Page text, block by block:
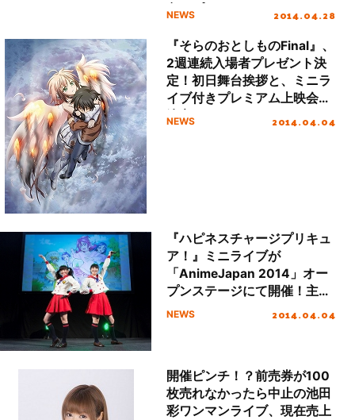
衣、プリキュアサマーレイン
NEWS 2014.04.28
『そらのおとしものFinal』、
2週連続入場者プレゼント決
定！初日舞台挨拶と、ミニラ
イブ付きプレミアム上映会も
決定！
NEWS 2014.04.04
『ハピネスチャージプリキュ
ア！』ミニライブが
「AnimeJapan 2014」オー
プンステージにて開催！主題
歌歌手からのステージ後コメ
NEWS 2014.04.04
開催ピンチ！？前売券が100
枚売れなかったら中止の池田
彩ワンマンライブ、現在売上